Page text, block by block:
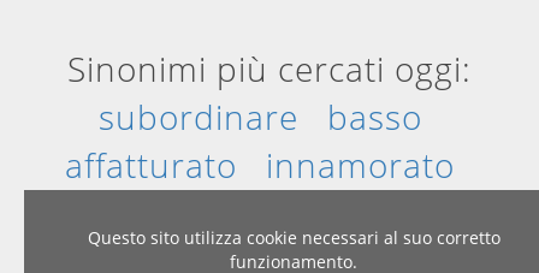
Sinonimi più cercati oggi:
subordinare
basso
affatturato
innamorato
Questo sito utilizza cookie necessari al suo corretto
funzionamento.